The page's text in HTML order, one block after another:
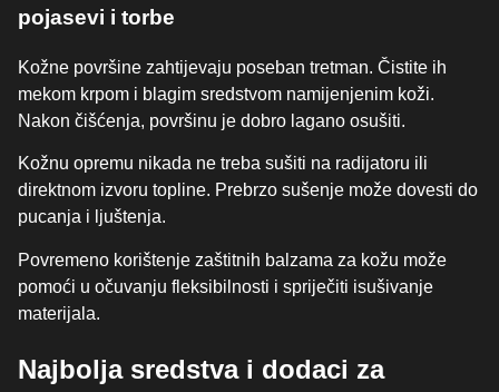
pojasevi i torbe
Kožne površine zahtijevaju poseban tretman. Čistite ih
mekom krpom i blagim sredstvom namijenjenim koži.
Nakon čišćenja, površinu je dobro lagano osušiti.
Kožnu opremu nikada ne treba sušiti na radijatoru ili
direktnom izvoru topline. Prebrzo sušenje može dovesti do
pucanja i ljuštenja.
Povremeno korištenje zaštitnih balzama za kožu može
pomoći u očuvanju fleksibilnosti i spriječiti isušivanje
materijala.
Najbolja sredstva i dodaci za